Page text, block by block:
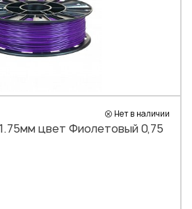
Нет в наличии
цвет Фиолетовый 0,75